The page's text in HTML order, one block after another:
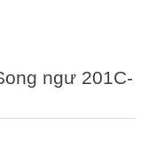
ngư 201C-